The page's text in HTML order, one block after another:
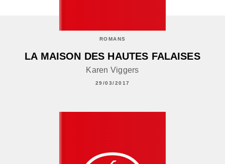
ROMANS
LA MAISON DES HAUTES FALAISES
Karen Viggers
29/03/2017